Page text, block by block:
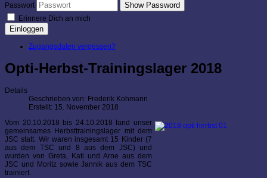
Passwort
Show Password
Erinnere Dich an mich
Einloggen
Zugangsdaten vergessen?
Opti-Herbst-Trainingslager 2018
Details
Geschrieben von: Frederik Kohmann
Erstellt: 15. November 2018
Vom 20.10.2018 bis 24.10.2018 fand unser
gemeinsames Herbsttrainingslager mit dem
JSC statt. Wir waren insgesamt 15 Kinder (7
aus dem TSC und 8 aus dem JSC) und
wurden von Greta, Kati und Arne aus dem
JSC und Moritz sowie Jannik aus dem TSC
trainiert.